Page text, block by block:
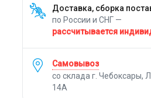
Доставка, сборка
по России и СНГ —
рассчитывается
Самовывоз
со склада г. Чебоксары,
14А